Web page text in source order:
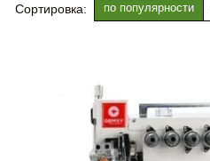
Сортировка: по популярности